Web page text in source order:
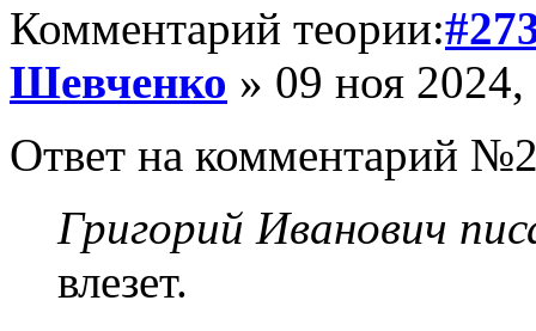
Комментарий теории:
Шевченко » 09 ноя
Ответ на комментарий
Григорий Иванович
влезет.